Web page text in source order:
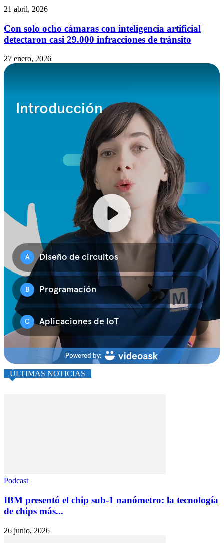
21 abril, 2026
Con solo ocho cámaras con inteligencia artificial
detectaron casi 29.000 infracciones de tránsito
27 enero, 2026
ÚLTIMAS NOTICIAS
Podcast
IBM presentó el chip sub-1 nanómetro: la tecnología
de chips más...
26 junio, 2026